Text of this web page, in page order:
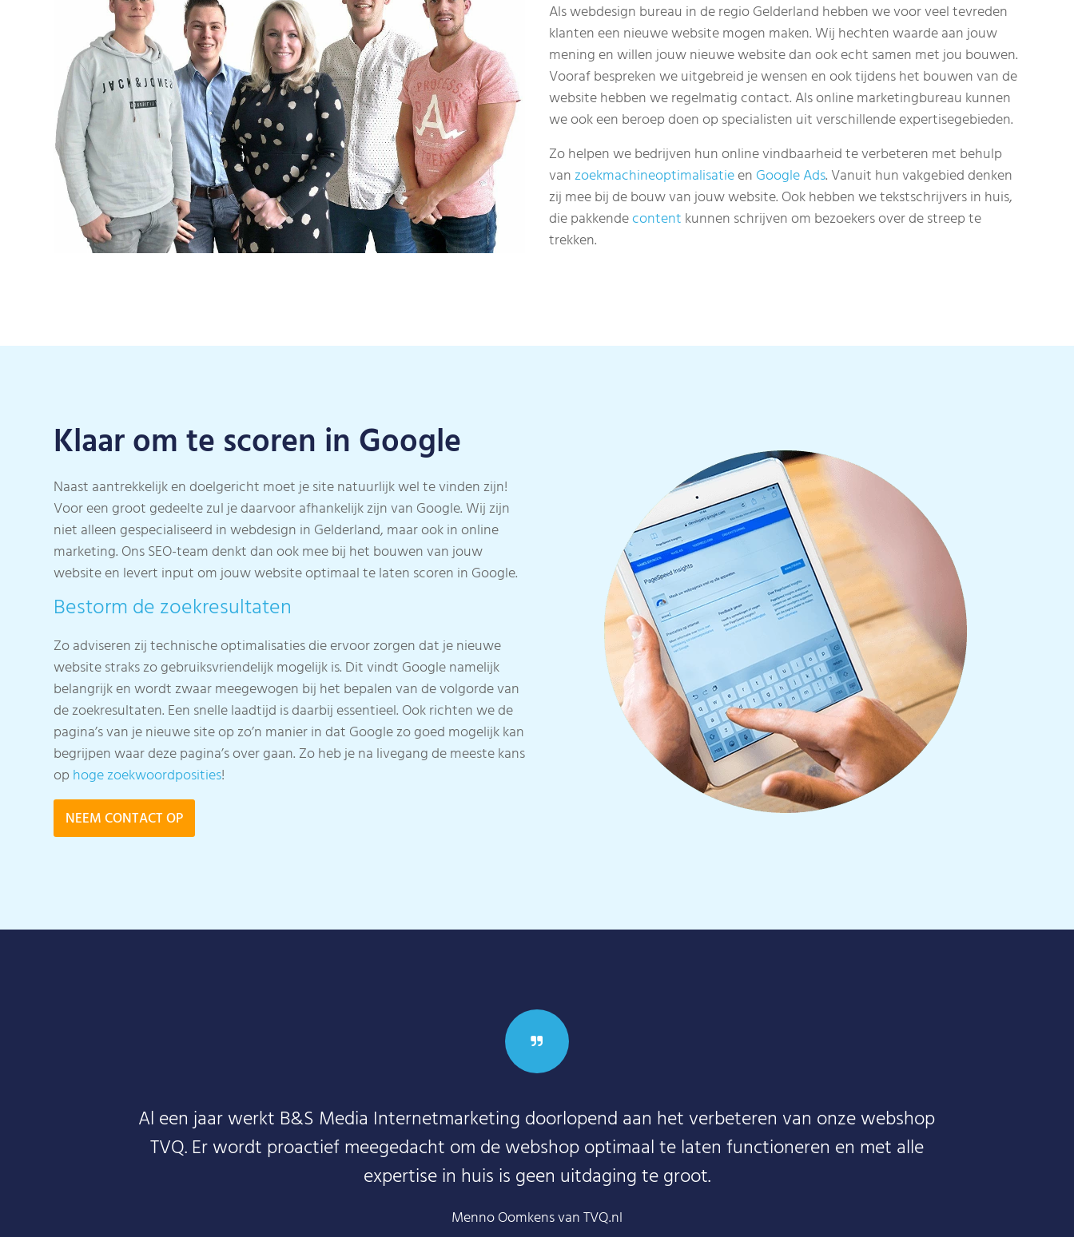
Als webdesign bureau in de regio Gelderland hebben we voor veel tevreden
klanten een nieuwe website mogen maken. Wij hechten waarde aan jouw
mening en willen jouw nieuwe website dan ook echt samen met jou bouwen.
Vooraf bespreken we uitgebreid je wensen en ook tijdens het bouwen van de
website hebben we regelmatig contact. Als online marketingbureau kunnen
we ook een beroep doen op specialisten uit verschillende expertisegebieden.
Zo helpen we bedrijven hun online vindbaarheid te verbeteren met behulp
vanzoekmachineoptimalisatieen Google Ads. Vanuit hun vakgebied denken
zij mee bij de bouw van jouw website. Ook hebben we tekstschrijvers in huis,
die pakkendecontent kunnen schrijven om bezoekers over de streep te
trekken.
Klaar om te scoren in Google
Naast aantrekkelijk en doelgericht moet je site natuurlijk wel te vinden zijn!
Voor een groot gedeelte zul je daarvoor afhankelijk zijn van Google. Wij zijn
niet alleen gespecialiseerd in webdesign in Gelderland, maar ook in online
marketing. Ons SEO-team denkt dan ook mee bij het bouwen van jouw
website en levert input om jouw website optimaal te laten scoren in Google.
Bestorm de zoekresultaten
Zo adviseren zij technische optimalisaties die ervoor zorgen dat je nieuwe
website straks zo gebruiksvriendelijk mogelijk is. Dit vindt Google namelijk
belangrijk en wordt zwaar meegewogen bij het bepalen van de volgorde van
de zoekresultaten. Een snelle laadtijd is daarbij essentieel. Ook richten we de
pagina’s van je nieuwe site op zo’n manier in dat Google zo goed mogelijk kan
begrijpen waar deze pagina’s over gaan. Zo heb je na livegang de meeste kans
ophoge zoekwoordposities!
NEEM CONTACT OP
Al een jaar werkt B&S Media Internetmarketing doorlopend aan het verbeteren van onze webshop
TVQ. Er wordt proactief meegedacht om de webshop optimaal te laten functioneren en met alle
expertise in huis is geen uitdaging te groot.
Menno Oomkens van TVQ.nl